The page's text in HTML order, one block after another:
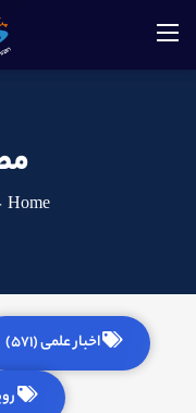
Home
اخبار علمی (571)